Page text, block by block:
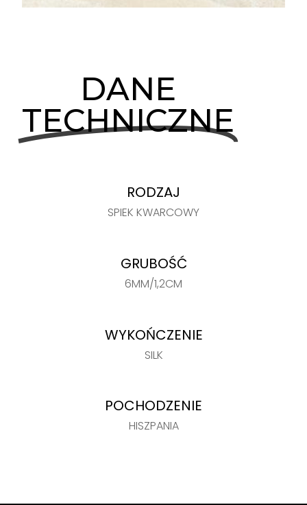
DANE
TECHNICZNE
RODZAJ
SPIEK KWARCOWY
GRUBOŚĆ
6MM/1,2CM
WYKOŃCZENIE
SILK
POCHODZENIE
HISZPANIA